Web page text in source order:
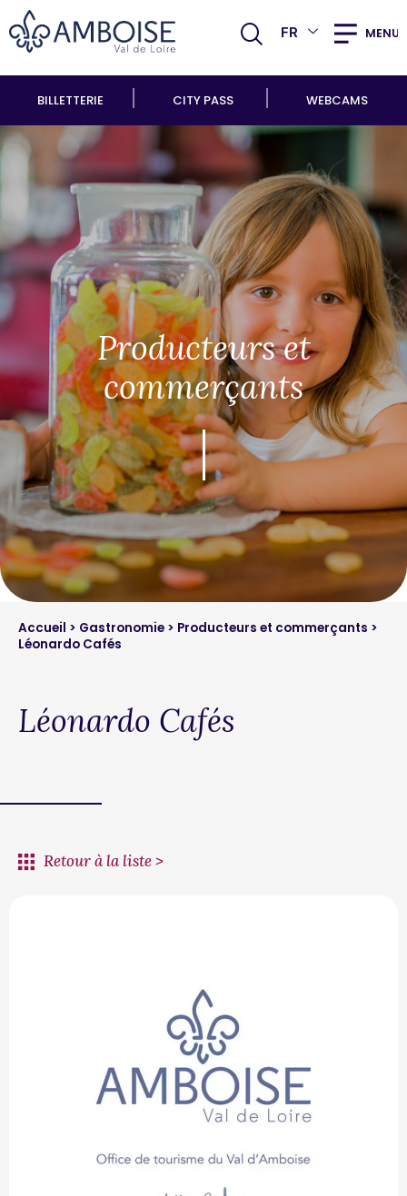
FR MENU
BILLETTERIE CITY PASS WEBCAMS
Producteurs et
commerçants
Accueil > Gastronomie > Producteurs et commerçants >
Léonardo Cafés
Léonardo Cafés
Retour à la liste >